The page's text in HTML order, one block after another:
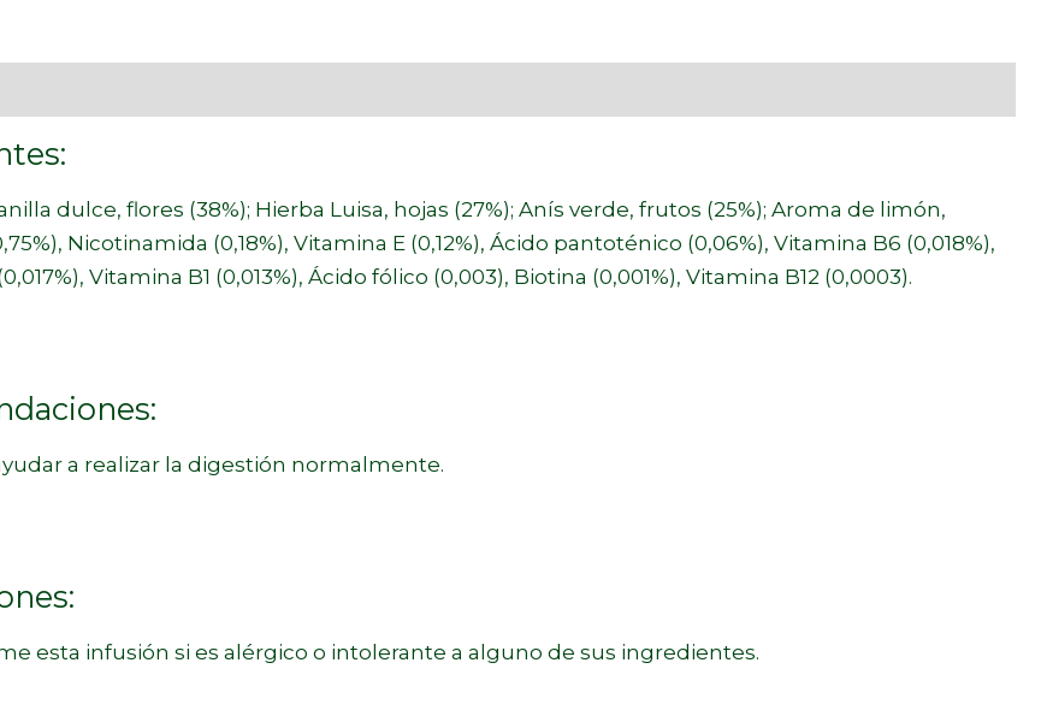
dulce, flores (38%); Hierba Luisa, hojas (27%); Anís verde, frutos (25%); Aroma de limón,
Nicotinamida (0,18%), Vitamina E (0,12%), Ácido pantoténico (0,06%), Vitamina B6 (0,018%),
Vitamina B1 (0,013%), Ácido fólico (0,003), Biotina (0,001%), Vitamina B12 (0,0003).
a realizar la digestión normalmente.
infusión si es alérgico o intolerante a alguno de sus ingredientes.